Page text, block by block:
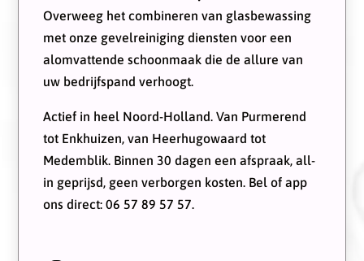
Overweeg het combineren van glasbewassing
met onze gevelreiniging diensten voor een
alomvattende schoonmaak die de allure van
uw bedrijfspand verhoogt.
Actief in heel Noord-Holland. Van Purmerend
tot Enkhuizen, van Heerhugowaard tot
Medemblik. Binnen 30 dagen een afspraak, all-
in geprijsd, geen verborgen kosten. Bel of app
ons direct: 06 57 89 57 57.